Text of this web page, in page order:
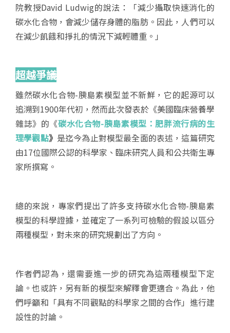
院教授David Ludwig的說法：「減少攝取快速消化的
碳水化合物，會減少儲存身體的脂肪。因此，人們可以
在減少飢餓和掙扎的情況下減輕體重。」
超越爭議
雖然碳水化合物-胰島素模型並不新鮮，它的起源可以
追溯到1900年代初，然而此次發表於《美國臨床營養學
雜誌》的《碳水化合物-胰島素模型：肥胖流行病的生
理學觀點》 是迄今為止對模型最全面的表述，這篇研究
由17位國際公認的科學家、臨床研究人員和公共衛生專
家所撰寫。
總的來說，專家們提出了許多支持碳水化合物-胰島素
模型的科學證據，並確定了一系列可檢驗的假設以區分
兩種模型，對未來的研究規劃出了方向。
作者們認為，還需要進一步的研究為這兩種模型下定
論。也或許，另有新的模型來解釋會更適合。為此，他
們呼籲和「具有不同觀點的科學家之間的合作」進行建
設性的討論。